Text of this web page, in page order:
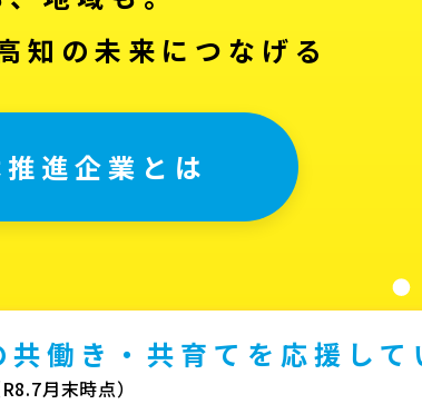
知の未来につなげる
進企業とは
働き・共育てを応援して
月末時点）